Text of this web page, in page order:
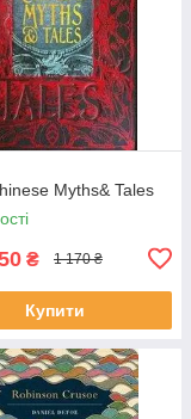
Myths& Tales
₴ 1 170 ₴
Купити